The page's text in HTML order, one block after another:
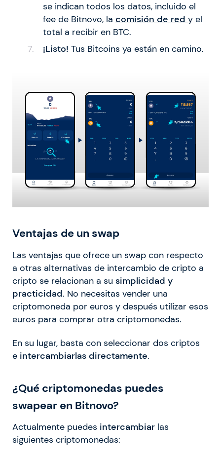
se indican todos los datos, incluido el
fee de Bitnovo, la comisión de red y el
total a recibir en BTC.
¡Listo! Tus Bitcoins ya están en camino.
Ventajas de un swap
Las ventajas que ofrece un swap con respecto
a otras alternativas de intercambio de cripto a
cripto se relacionan a su simplicidad y
practicidad. No necesitas vender una
criptomoneda por euros y después utilizar esos
euros para comprar otra criptomonedas.
En su lugar, basta con seleccionar dos criptos
e intercambiarlas directamente.
¿Qué criptomonedas puedes
swapear en Bitnovo?
Actualmente puedes intercambiar las
siguientes criptomonedas: